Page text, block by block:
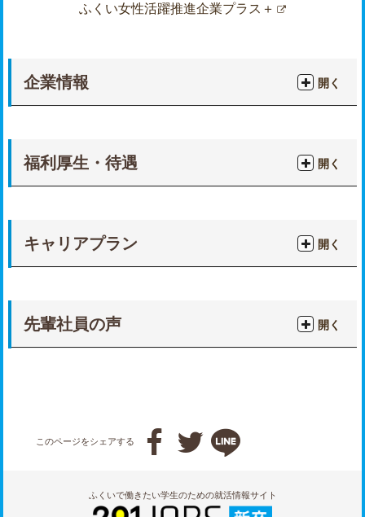
ふくい女性活躍推進企業プラス＋
企業情報 開く
福利厚生・待遇 開く
キャリアプラン 開く
先輩社員の声 開く
このページをシェアする   
ふくいで働きたい学生のための就活情報サイト